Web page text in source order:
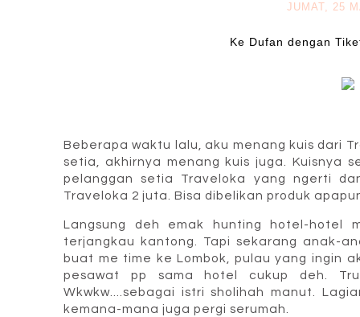
JUMAT, 25
Ke Dufan dengan
Beberapa waktu lalu, aku menang kuis dari
setia, akhirnya menang kuis juga. Kuisnya
pelanggan setia Traveloka yang ngerti
Traveloka 2 juta. Bisa dibelikan produk
Langsung deh emak hunting hotel-hotel
terjangkau kantong. Tapi sekarang anak-
buat me time ke Lombok, pulau yang ingin
pesawat pp sama hotel cukup deh.
Wkwkw....sebagai istri sholihah manut.
kemana-mana juga pergi serumah.